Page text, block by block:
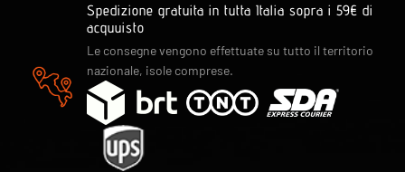
Spedizione gratuita in tutta Italia sopra i 59€ di
acquuisto
Le consegne vengono effettuate su tutto il territorio
nazionale, isole comprese.